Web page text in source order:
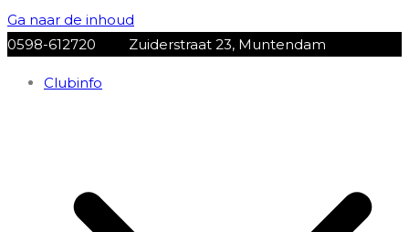
Ga naar de inhoud
0598-612720
Zuiderstraat 23, Muntendam
Clubinfo